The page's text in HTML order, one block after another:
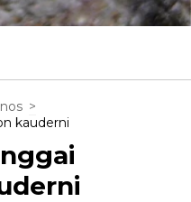
>
kauderni